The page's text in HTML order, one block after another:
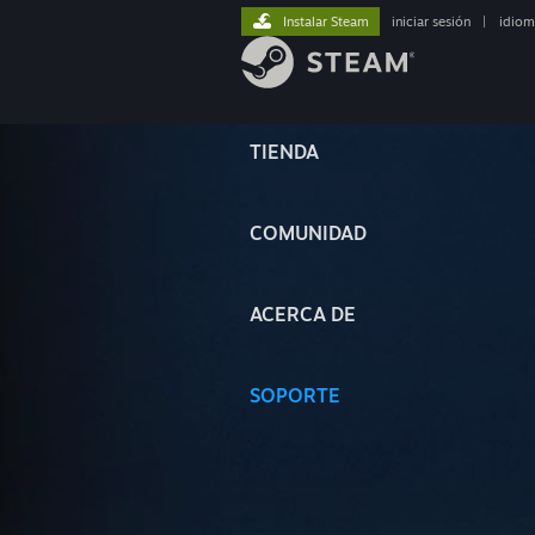
TIENDA
COMUNIDAD
ACERCA DE
SOPORTE
Instalar Steam iniciar sesión